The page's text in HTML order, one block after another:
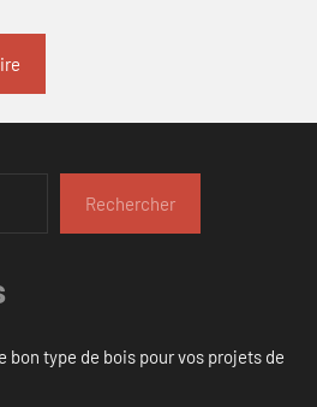
Rechercher
bon type de bois pour vos projets de